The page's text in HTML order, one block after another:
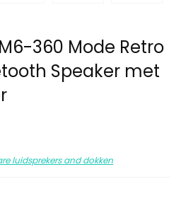
360 Mode Retro
Speaker met
luidsprekers and dokken